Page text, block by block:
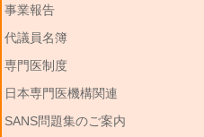
事業報告
代議員名簿
専門医制度
日本専門医機構関連
SANS問題集のご案内